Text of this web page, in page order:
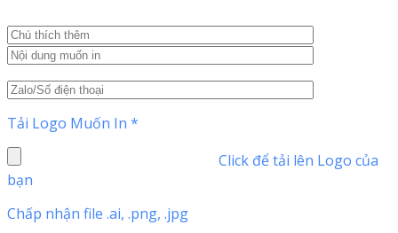
Tải Logo Muốn In *
Click để tải lên Logo của
bạn
Chấp nhận file .ai, .png, .jpg